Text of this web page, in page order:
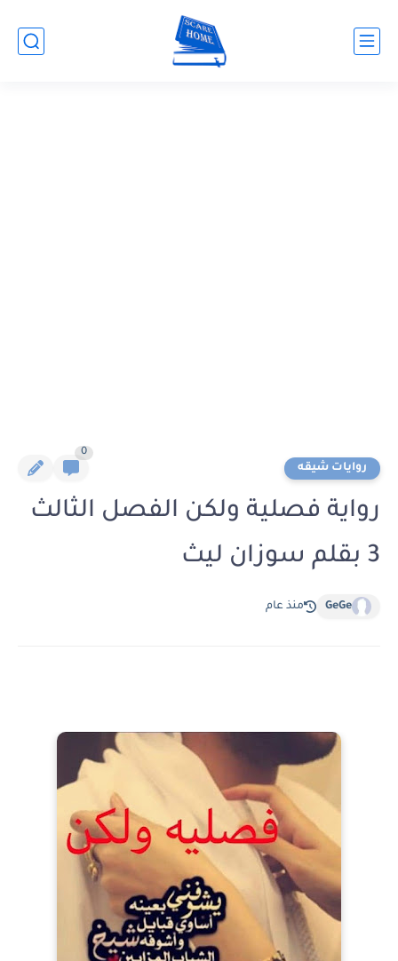
روايات شيقه
0
رواية فصلية ولكن الفصل الثالث
3 بقلم سوزان ليث
GeGe منذ عام